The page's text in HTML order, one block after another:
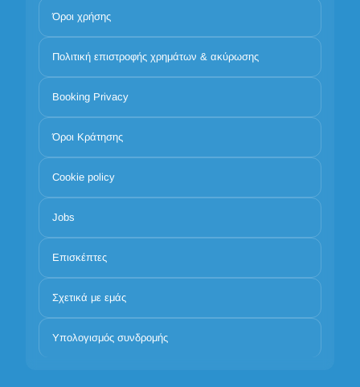
Όροι χρήσης
Πολιτική επιστροφής χρημάτων & ακύρωσης
Booking Privacy
Όροι Κράτησης
Cookie policy
Jobs
Επισκέπτες
Σχετικά με εμάς
Υπολογισμός συνδρομής